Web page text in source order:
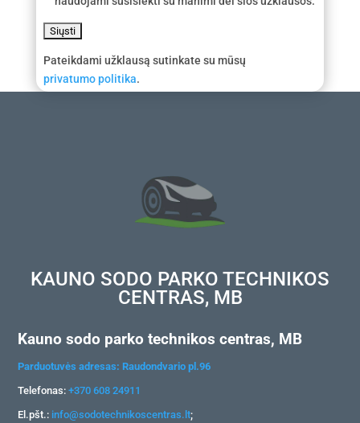
Pateikdami užklausą sutinkate su mūsų
privatumo politika.
KAUNO SODO PARKO TECHNIKOS
CENTRAS, MB
Kauno sodo parko technikos centras, MB
Parduotuvės adresas: Raudondvario pl.96
Telefonas:+370 608 24911
El.pšt.: info@sodotechnikoscentras.lt;